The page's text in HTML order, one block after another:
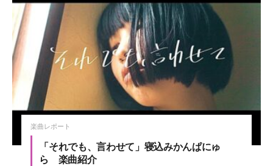
楽曲レポート
「それでも、言わせて」寝込みかんぱにゅ
ら 楽曲紹介